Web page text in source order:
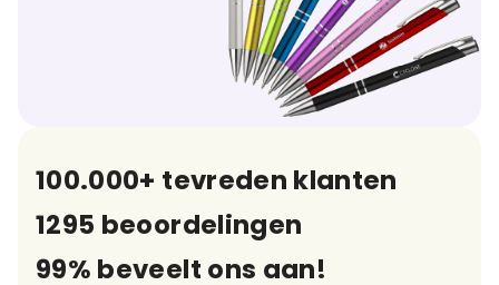
100.000+ tevreden klanten
1295 beoordelingen
99% beveelt ons aan!